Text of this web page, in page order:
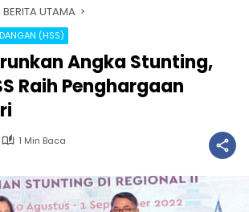
BERITA UTAMA
(HSS)
Angka Stunting,
Raih Penghargaan
1 Min Baca